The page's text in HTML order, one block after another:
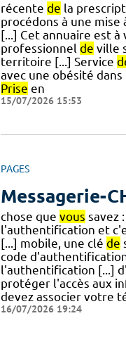
récente de la
procédons à une
[...] Cet annuaire est
professionnel de ville
territoire [...] Service
avec une obésité
Prise en
15/07/2026 15:53
PAGES
Messagerie-
chose que vous savez
l'authentification et
[...] mobile, une clé de
code
l'authentification [...]
protéger l'accès aux
devez associer votre
16/07/2026 19:24